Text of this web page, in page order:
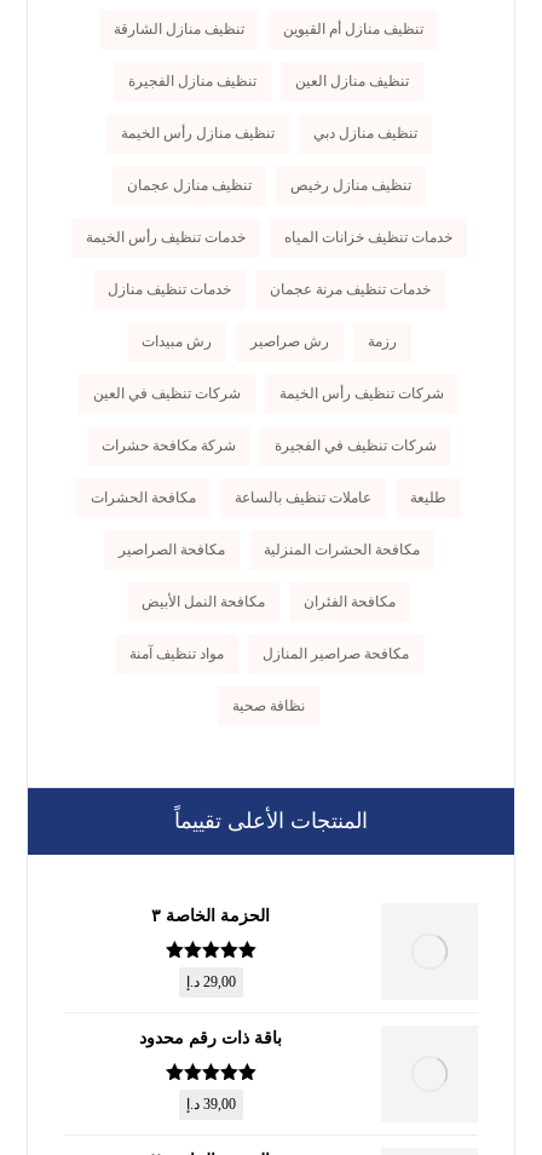
تنظيف منازل أم القيوين تنظيف منازل الشارقة
تنظيف منازل العين تنظيف منازل الفجيرة
تنظيف منازل دبي تنظيف منازل رأس الخيمة
تنظيف منازل رخيص تنظيف منازل عجمان
خدمات تنظيف خزانات المياه خدمات تنظيف رأس الخيمة
خدمات تنظيف مرنة عجمان خدمات تنظيف منازل
رزمة رش صراصير رش مبيدات
شركات تنظيف رأس الخيمة شركات تنظيف في العين
شركات تنظيف في الفجيرة شركة مكافحة حشرات
طليعة عاملات تنظيف بالساعة مكافحة الحشرات
مكافحة الحشرات المنزلية مكافحة الصراصير
مكافحة الفئران مكافحة النمل الأبيض
مكافحة صراصير المنازل مواد تنظيف آمنة
نظافة صحية
المنتجات الأعلى تقييماً
الحزمة الخاصة ٣
تم التقييم
من 5
29,00 د.إ
باقة ذات رقم محدود
تم التقييم
من 5
39,00 د.إ